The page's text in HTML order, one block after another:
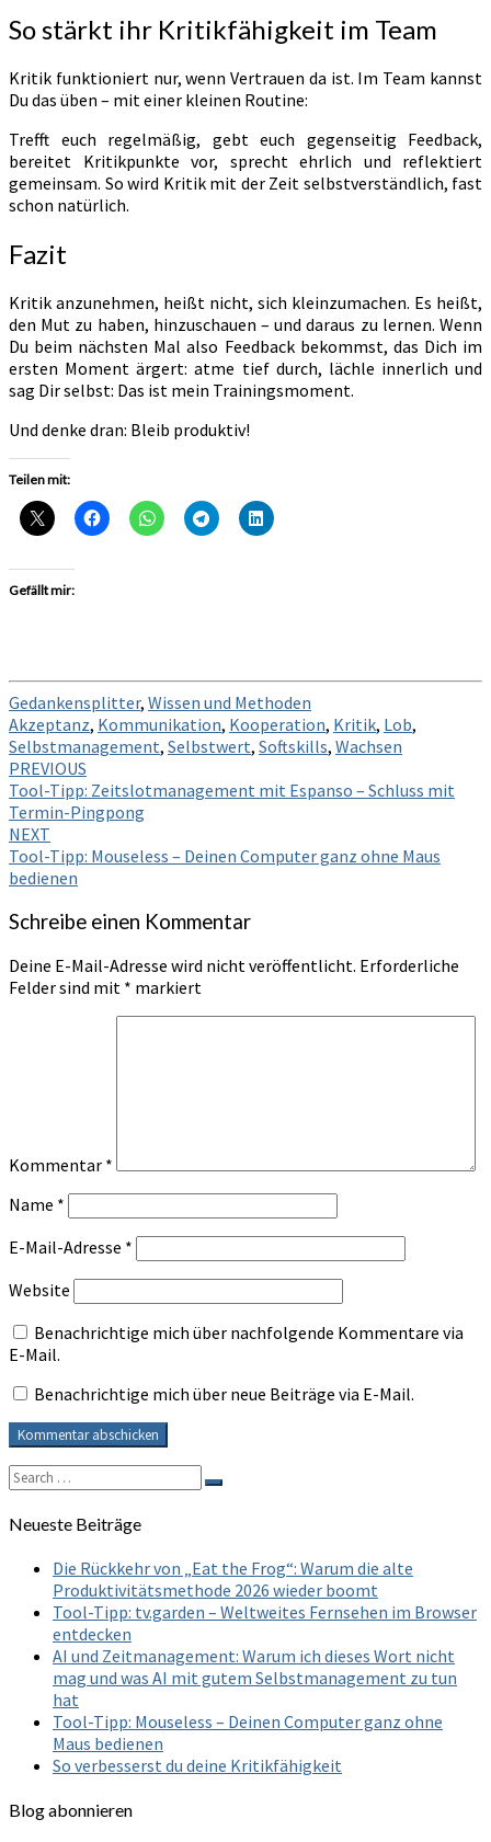
So stärkt ihr Kritikfähigkeit im Team
Kritik funktioniert nur, wenn Vertrauen da ist. Im Team kannst
Du das üben – mit einer kleinen Routine:
Trefft euch regelmäßig, gebt euch gegenseitig Feedback,
bereitet Kritikpunkte vor, sprecht ehrlich und reflektiert
gemeinsam. So wird Kritik mit der Zeit selbstverständlich, fast
schon natürlich.
Fazit
Kritik anzunehmen, heißt nicht, sich kleinzumachen. Es heißt,
den Mut zu haben, hinzuschauen – und daraus zu lernen. Wenn
Du beim nächsten Mal also Feedback bekommst, das Dich im
ersten Moment ärgert: atme tief durch, lächle innerlich und
sag Dir selbst: Das ist mein Trainingsmoment.
Und denke dran: Bleib produktiv!
Teilen mit:
Gefällt mir:
Gedankensplitter, Wissen und Methoden
Akzeptanz, Kommunikation, Kooperation, Kritik, Lob,
Selbstmanagement, Selbstwert, Softskills, Wachsen
Post
navigation
PREVIOUS
Tool-Tipp: Zeitslotmanagement mit Espanso – Schluss mit
Termin-Pingpong
NEXT
Tool-Tipp: Mouseless – Deinen Computer ganz ohne Maus
bedienen
Schreibe einen Kommentar
Deine E-Mail-Adresse wird nicht veröffentlicht. Erforderliche
Felder sind mit * markiert
Kommentar *
Name *
E-Mail-Adresse *
Website
Benachrichtige mich über nachfolgende Kommentare via
E-Mail.
Benachrichtige mich über neue Beiträge via E-Mail.
Search
for:
Search
Neueste Beiträge
Die Rückkehr von „Eat the Frog“: Warum die alte
Produktivitätsmethode 2026 wieder boomt
Tool-Tipp: tv.garden – Weltweites Fernsehen im Browser
entdecken
AI und Zeitmanagement: Warum ich dieses Wort nicht
mag und was AI mit gutem Selbstmanagement zu tun
hat
Tool-Tipp: Mouseless – Deinen Computer ganz ohne
Maus bedienen
So verbesserst du deine Kritikfähigkeit
Blog abonnieren